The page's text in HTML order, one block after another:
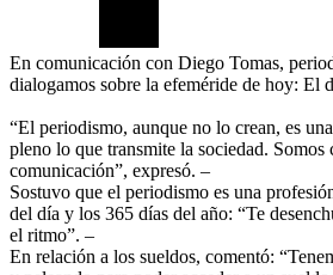
En comunicación con Diego Tomas,
dialogamos sobre la efeméride de hoy: El
“El periodismo, aunque no lo crean, es
pleno lo que transmite la sociedad.
comunicación”, expresó. –
Sostuvo que el periodismo es una
del día y los 365 días del año: “Te
el ritmo”. –
En relación a los sueldos, comentó: